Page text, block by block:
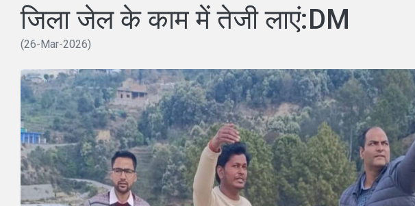
जिला जेल के काम में तेजी लाएं:DM
(26-Mar-2026)